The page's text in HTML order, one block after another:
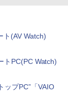
ト(AV Watch)
トPC(PC Watch)
ップPC”「VAIO